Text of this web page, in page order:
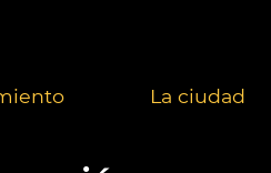
La ciudad